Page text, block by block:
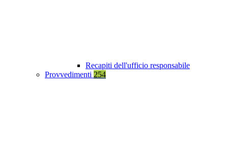
Recapiti dell'ufficio responsabile
Provvedimenti 254